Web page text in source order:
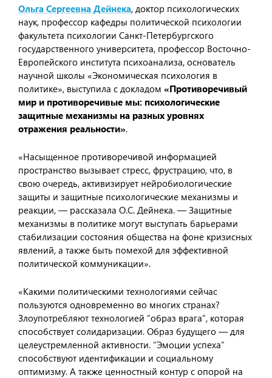
Ольга Сергеевна Дейнека, доктор психологических
наук, профессор кафедры политической психологии
факультета психологии Санкт-Петербургского
государственного университета, профессор Восточно-
Европейского института психоанализа, основатель
научной школы «Экономическая психология в
политике», выступила с докладом «Противоречивый
мир и противоречивые мы: психологические
защитные механизмы на разных уровнях
отражения реальности».
«Насыщенное противоречивой информацией
пространство вызывает стресс, фрустрацию, что, в
свою очередь, активизирует нейробиологические
защиты и защитные психологические механизмы и
реакции, — рассказала О.С. Дейнека. — Защитные
механизмы в политике могут выступать барьерами
стабилизации состояния общества на фоне кризисных
явлений, а также быть помехой для эффективной
политической коммуникации».
«Какими политическими технологиями сейчас
пользуются одновременно во многих странах?
Злоупотребляют технологией “образ врага”, которая
способствует солидаризации. Образ будущего — для
целеустремленной активности. “Эмоции успеха”
способствуют идентификации и социальному
оптимизму. А также ценностный контур с опорой на